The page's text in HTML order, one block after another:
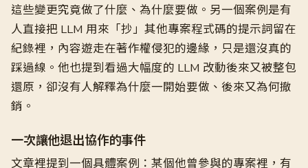
這些變更究竟做了什麼、為什麼要做。另一個案例是有
人直接把 LLM 用來「抄」其他專案程式碼的提示詞留在
紀錄裡，內容遊走在著作權侵犯的邊緣，只是還沒真的
踩過線。他也提到看過大幅度的 LLM 改動後來又被整包
還原，卻沒有人解釋為什麼一開始要做、後來又為何撤
銷。
一次讓他退出協作的事件
文章裡提到一個具體案例：某個他曾參與的專案裡，有